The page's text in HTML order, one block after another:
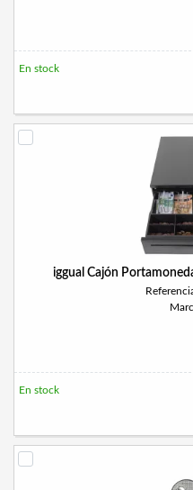
En stock
iggual Cajón
En stock